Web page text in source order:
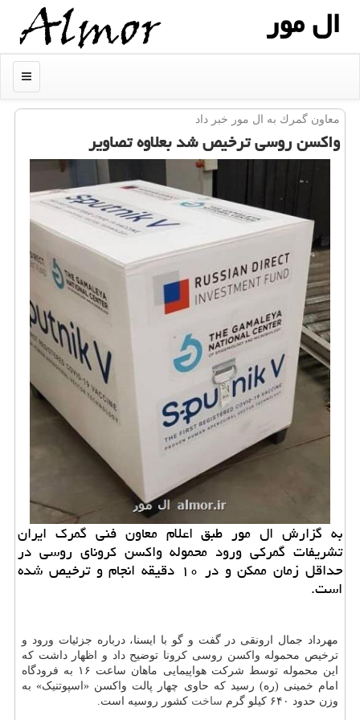
ال مور
منو
معاون گمرك به ال مور خبر داد
واكسن روسی ترخیص شد بعلاوه تصاویر
به گزارش ال مور طبق اعلام معاون فنی گمرک ایران
تشریفات گمرکی ورود محموله واکسن کرونای روسی در
حداقل زمان ممکن و در ۱۰ دقیقه انجام و ترخیص شده
است.
مهرداد جمال ارونقی در گفت و گو با ایسنا، درباره جزئیات ورود و
ترخیص محموله واکسن روسی کرونا توضیح داد و اظهار داشت که
این محموله توسط شرکت هواپیمایی ماهان ساعت ۱۶ به فرودگاه
امام خمینی (ره) رسید که حاوی چهار پالت واکسن «اسپوتنیک» به
وزن حدود ۶۴۰ کیلو گرم
ساخت کشور روسیه است.